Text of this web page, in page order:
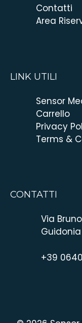
Contatti
Area
LINK UTILI
Sensor
Carrello
Privacy
Terms &
CONTATTI
Via
+39